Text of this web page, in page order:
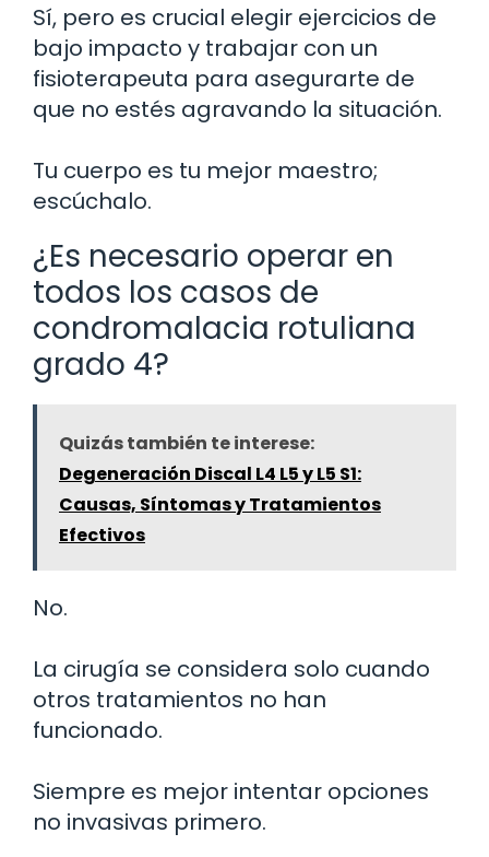
Sí, pero es crucial elegir ejercicios de
bajo impacto y trabajar con un
fisioterapeuta para asegurarte de
que no estés agravando la situación.
Tu cuerpo es tu mejor maestro;
escúchalo.
¿Es necesario operar en
todos los casos de
condromalacia rotuliana
grado 4?
Quizás también te interese:
Degeneración Discal L4 L5 y L5 S1:
Causas, Síntomas y Tratamientos
Efectivos
No.
La cirugía se considera solo cuando
otros tratamientos no han
funcionado.
Siempre es mejor intentar opciones
no invasivas primero.